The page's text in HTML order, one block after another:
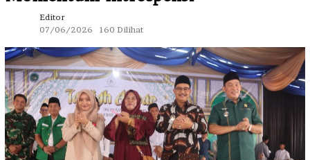
Editor
07/06/2026
160 Dilihat